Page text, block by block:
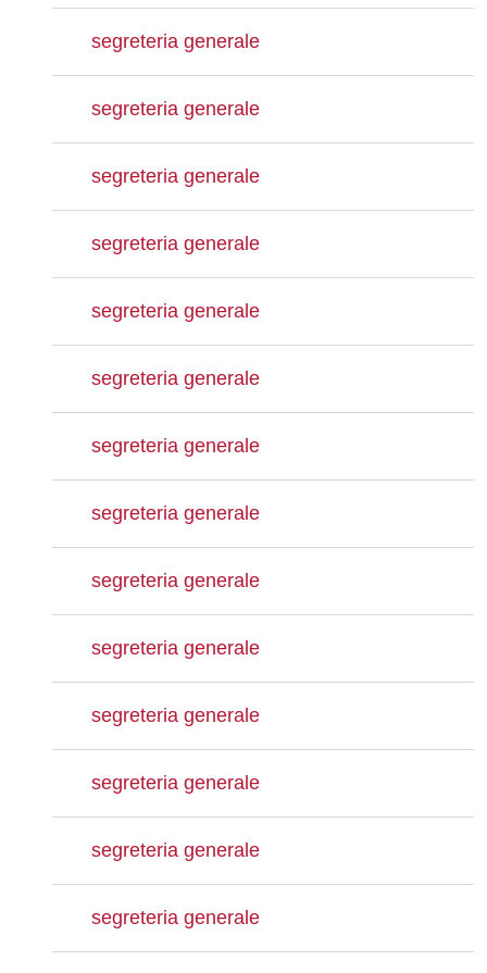
segreteria generale
segreteria generale
segreteria generale
segreteria generale
segreteria generale
segreteria generale
segreteria generale
segreteria generale
segreteria generale
segreteria generale
segreteria generale
segreteria generale
segreteria generale
segreteria generale